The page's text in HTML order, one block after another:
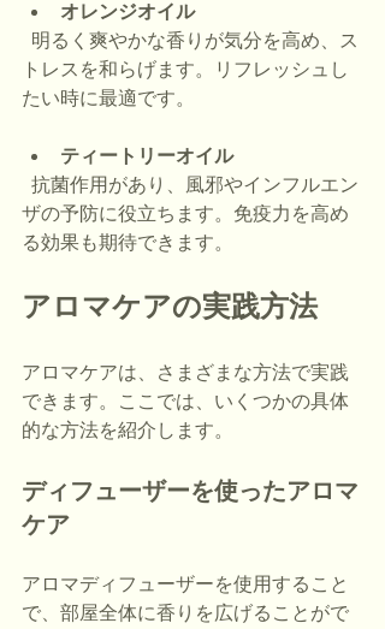
オレンジオイル
トレスを和らげます。リフレッシュし
たい時に最適です。
ティートリーオイル
ザの予防に役立ちます。免疫力を高め
る効果も期待できます。
アロマケアの実践方法
アロマケアは、さまざまな方法で実践
できます。ここでは、いくつかの具体
的な方法を紹介します。
ディフューザーを使ったアロマ
ケア
アロマディフューザーを使用すること
で、部屋全体に香りを広げることがで